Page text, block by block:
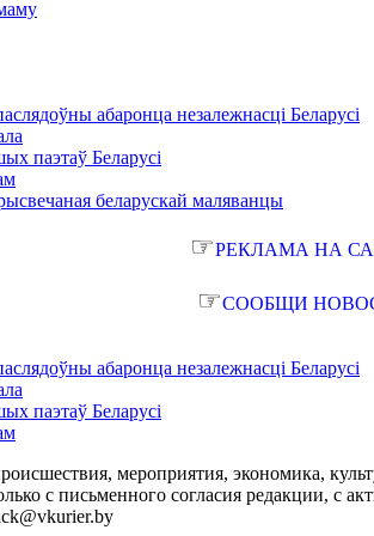
абаронца незалежнасці Беларусі
паэтаў Беларусі
беларускай маляванцы
☞РЕКЛАМА НА
☞СООБЩИ
абаронца незалежнасці Беларусі
паэтаў Беларусі
мероприятия, экономика,
с письменного согласия редакции, с